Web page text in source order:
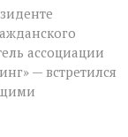
ассоциации
— встретился